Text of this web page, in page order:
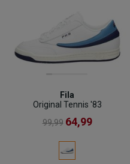
Fila
Original Tennis '83
99,99 64,99